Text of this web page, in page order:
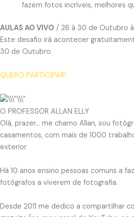
fazem fotos incríveis, melhores
AULAS AO VIVO / 26 à 30 de Outubro
Este desafio irá acontecer
30 de Outubro.
QUERO PARTICIPAR!
O PROFESSOR ALLAN ELLY
Olá, prazer… me chamo Allan, sou
casamentos, com mais de 1000
exterior.
Há 10 anos ensino pessoas comuns a
fotógrafos a viverem de fotografia.
Desde 2011 me dedico a compartilhar